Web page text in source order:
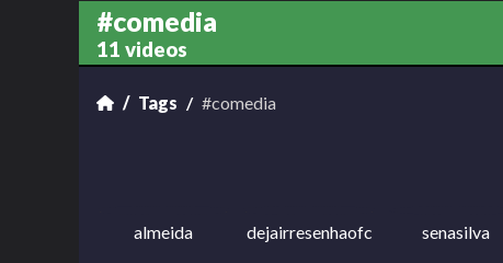
#comedia
11 videos
Tags #comedia
almeida dejairresenhaofc senasilva